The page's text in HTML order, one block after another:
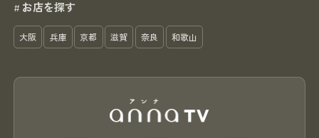
# お店を探す
大阪 兵庫 京都 滋賀 奈良 和歌山